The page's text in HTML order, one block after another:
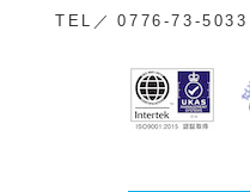
TEL／
0776-73-5033